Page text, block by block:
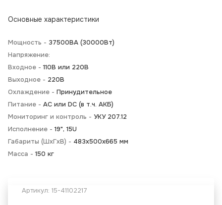
Основные характеристики
Мощность - 37500ВА (30000Вт)
Напряжение:
Входное - 110В или 220В
Выходное - 220В
Охлаждение - Принудительное
Питание - АС или DC (в т.ч. АКБ)
Мониторинг и контроль - УКУ 207.12
Исполнение - 19", 15U
Габариты (ШхГхВ) - 483х500х665 мм
Масса - 150 кг
Артикул: 15-41102217